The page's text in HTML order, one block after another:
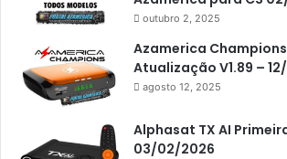
Americabox S205 Plus
Americabox S305 Plus
Artcom
Athomics
outubro 2, 2025
Azamerica Champions
Atualização V1.89 –
agosto 12, 2025
Alphasat TX AI
03/02/2026